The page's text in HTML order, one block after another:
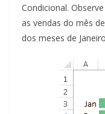
Condicional.
as vendas do mês
dos meses de